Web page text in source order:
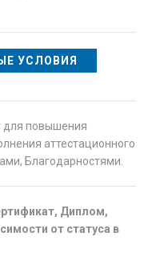
УСЛОВИЯ
для повышения
аттестационного
Благодарностями.
Диплом,
от статуса в